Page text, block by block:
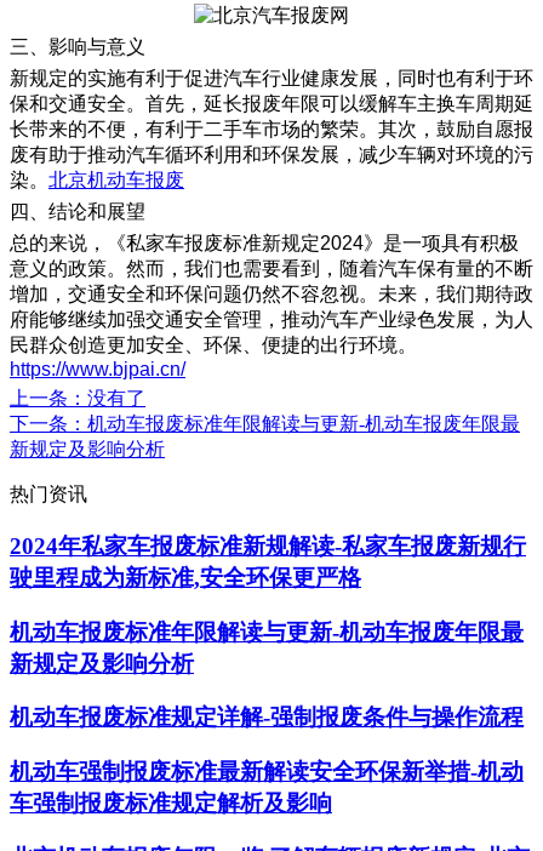
三、影响与意义
新规定的实施有利于促进汽车行业健康发展，同时也有利于环
保和交通安全。首先，延长报废年限可以缓解车主换车周期延
长带来的不便，有利于二手车市场的繁荣。其次，鼓励自愿报
废有助于推动汽车循环利用和环保发展，减少车辆对环境的污
染。 北京机动车报废
四、结论和展望
总的来说，《私家车报废标准新规定2024》是一项具有积极
意义的政策。然而，我们也需要看到，随着汽车保有量的不断
增加，交通安全和环保问题仍然不容忽视。未来，我们期待政
府能够继续加强交通安全管理，推动汽车产业绿色发展，为人
民群众创造更加安全、环保、便捷的出行环境。
https://www.bjpai.cn/
上一条 ：没有了
下一条 ：机动车报废标准年限解读与更新-机动车报废年限最
新规定及影响分析
热门资讯
2024年私家车报废标准新规解读-私家车报废新规行
驶里程成为新标准,安全环保更严格
机动车报废标准年限解读与更新-机动车报废年限最
新规定及影响分析
机动车报废标准规定详解-强制报废条件与操作流程
机动车强制报废标准最新解读安全环保新举措-机动
车强制报废标准规定解析及影响